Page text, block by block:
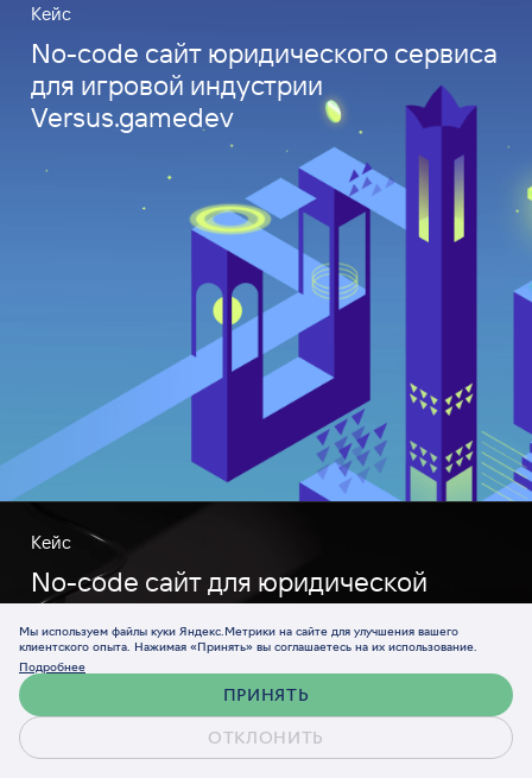
Кейс
No-code сайт юридического сервиса
для игровой индустрии
Versus.gamedev
Кейс
No-code сайт для юридической
компании Versus.legal
Обсудить проект
Мы используем файлы куки Яндекс.Метрики на сайте для улучшения вашего
клиентского опыта. Нажимая «Принять» вы соглашаетесь на их использование.
Подробнее
ПРИНЯТЬ
ОТКЛОНИТЬ